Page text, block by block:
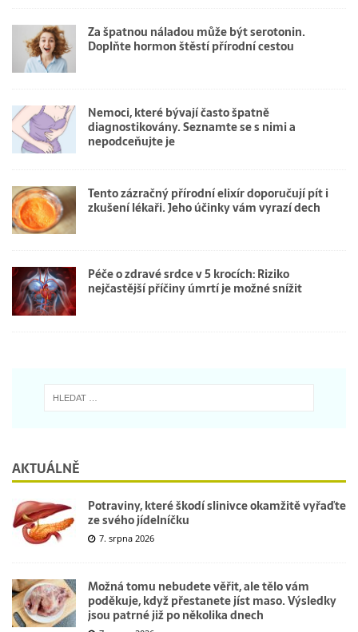
Za špatnou náladou může být serotonin.
Doplňte hormon štěstí přírodní cestou
Nemoci, které bývají často špatně
diagnostikovány. Seznamte se s nimi a
nepodceňujte je
Tento zázračný přírodní elixír doporučují pít i
zkušení lékaři. Jeho účinky vám vyrazí dech
Péče o zdravé srdce v 5 krocích: Riziko
nejčastější příčiny úmrtí je možné snížit
AKTUÁLNĚ
Potraviny, které škodí slinivce okamžitě vyřaďte
ze svého jídelníčku
7. srpna 2026
Možná tomu nebudete věřit, ale tělo vám
poděkuje, když přestanete jíst maso. Výsledky
jsou patrné již po několika dnech